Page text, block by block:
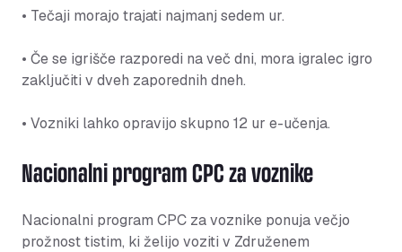
• Tečaji morajo trajati najmanj sedem ur.
• Če se igrišče razporedi na več dni, mora igralec igro
zaključiti v dveh zaporednih dneh.
• Vozniki lahko opravijo skupno 12 ur e-učenja.
Nacionalni program CPC za voznike
Nacionalni program CPC za voznike ponuja večjo
prožnost tistim, ki želijo voziti v Združenem